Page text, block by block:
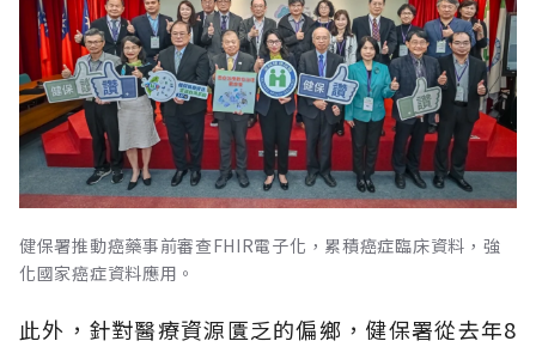
健保署推動癌藥事前審查FHIR電子化，累積癌症臨床資料，強
化國家癌症資料應用。
此外，針對醫療資源匱乏的偏鄉，健保署從去年8